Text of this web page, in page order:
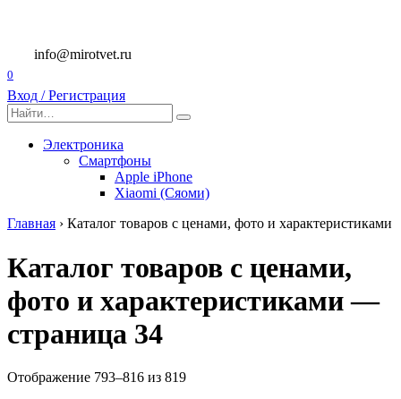
содержанию
info@mirotvet.ru
0
Вход / Регистрация
Search
for:
Электроника
Смартфоны
Apple iPhone
Xiaomi (Сяоми)
Главная › Каталог товаров с ценами, фото и характеристиками
Каталог товаров с ценами,
фото и характеристиками —
страница 34
Отображение 793–816 из 819